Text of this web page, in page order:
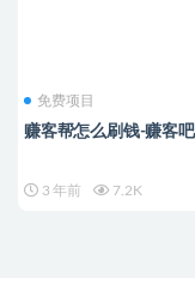
免费项目
赚客帮怎么刷钱-赚客
3 年前 7.2K